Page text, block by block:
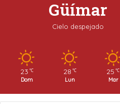
Güímar
Cielo despejado
23 ℃
Dom
28 ℃
Lun
25 ℃
Mar